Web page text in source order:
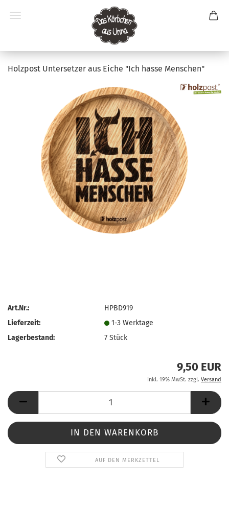
Holzpost Untersetzer aus Eiche "Ich hasse Menschen"
Art.Nr.:
HPBD919
Lieferzeit:
1-3 Werktage
Lagerbestand:
7Stück
9,50 EUR
inkl. 19% MwSt. zzgl. Versand
AUF DEN MERKZETTEL